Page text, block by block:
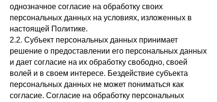
однозначное согласие на обработку своих
персональных данных на условиях, изложенных в
настоящей Политике.
2.2. Субъект персональных данных принимает
решение о предоставлении его персональных данных
и дает согласие на их обработку свободно, своей
волей и в своем интересе. Бездействие субъекта
персональных данных не может пониматься как
согласие. Согласие на обработку персональных